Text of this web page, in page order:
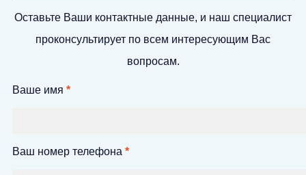
Оставьте Ваши контактные данные, и наш специалист
проконсультирует по всем интересующим Вас
вопросам.
Ваше имя *
Ваш номер телефона *